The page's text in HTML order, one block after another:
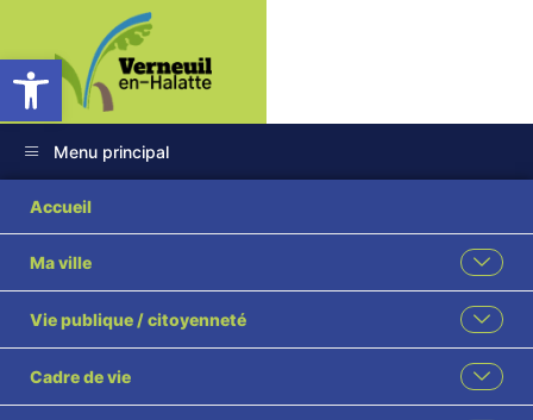
Ouvrir la barre d’outils
Menu principal
Accueil
Ma ville
Vie publique / citoyenneté
Cadre de vie
38 2024 Protocole
mesure
compensation
MAGEO visé